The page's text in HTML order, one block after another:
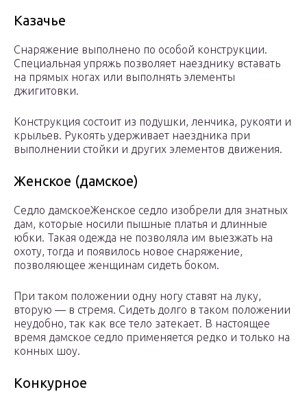
Казачье
Снаряжение выполнено по особой конструкции.
Специальная упряжь позволяет наезднику вставать
на прямых ногах или выполнять элементы
джигитовки.
Конструкция состоит из подушки, ленчика, рукояти и
крыльев. Рукоять удерживает наездника при
выполнении стойки и других элементов движения.
Женское (дамское)
Седло дамскоеЖенское седло изобрели для знатных
дам, которые носили пышные платья и длинные
юбки. Такая одежда не позволяла им выезжать на
охоту, тогда и появилось новое снаряжение,
позволяющее женщинам сидеть боком.
При таком положении одну ногу ставят на луку,
вторую — в стремя. Сидеть долго в таком положении
неудобно, так как все тело затекает. В настоящее
время дамское седло применяется редко и только на
конных шоу.
Конкурное